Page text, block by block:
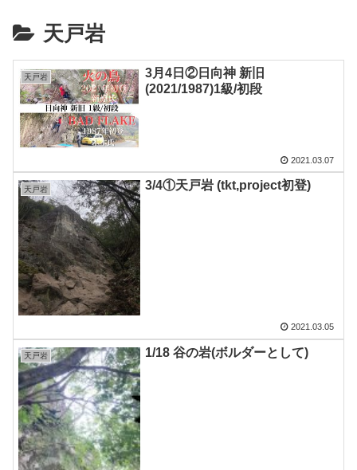
天戸岩
天戸岩
3月4日②日向神 新旧
(2021/1987)1級/初段
2021.03.07
天戸岩 3/4①天戸岩 (tkt,project初登)
2021.03.05
天戸岩 1/18 谷の岩(ボルダーとして)